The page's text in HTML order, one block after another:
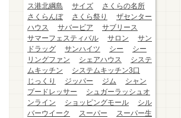
ス港北綱島
サイズ
さくらの名所
さくらんぼ
さくら祭り
ザセンター
ハウス
サバービア
サブリース
サマーフェスティバル
サロン
サン
ドラッグ
サンハイツ シー
シー
リングファン
シェアハウス
システ
ムキッチン
システムキッチン3口
じっくり
ジッパー ジム
シャン
プードレッサー
シュガーラッシュオ
ンライン
ショッピングモール
シル
バーウイーク
スーパー
スーパー生